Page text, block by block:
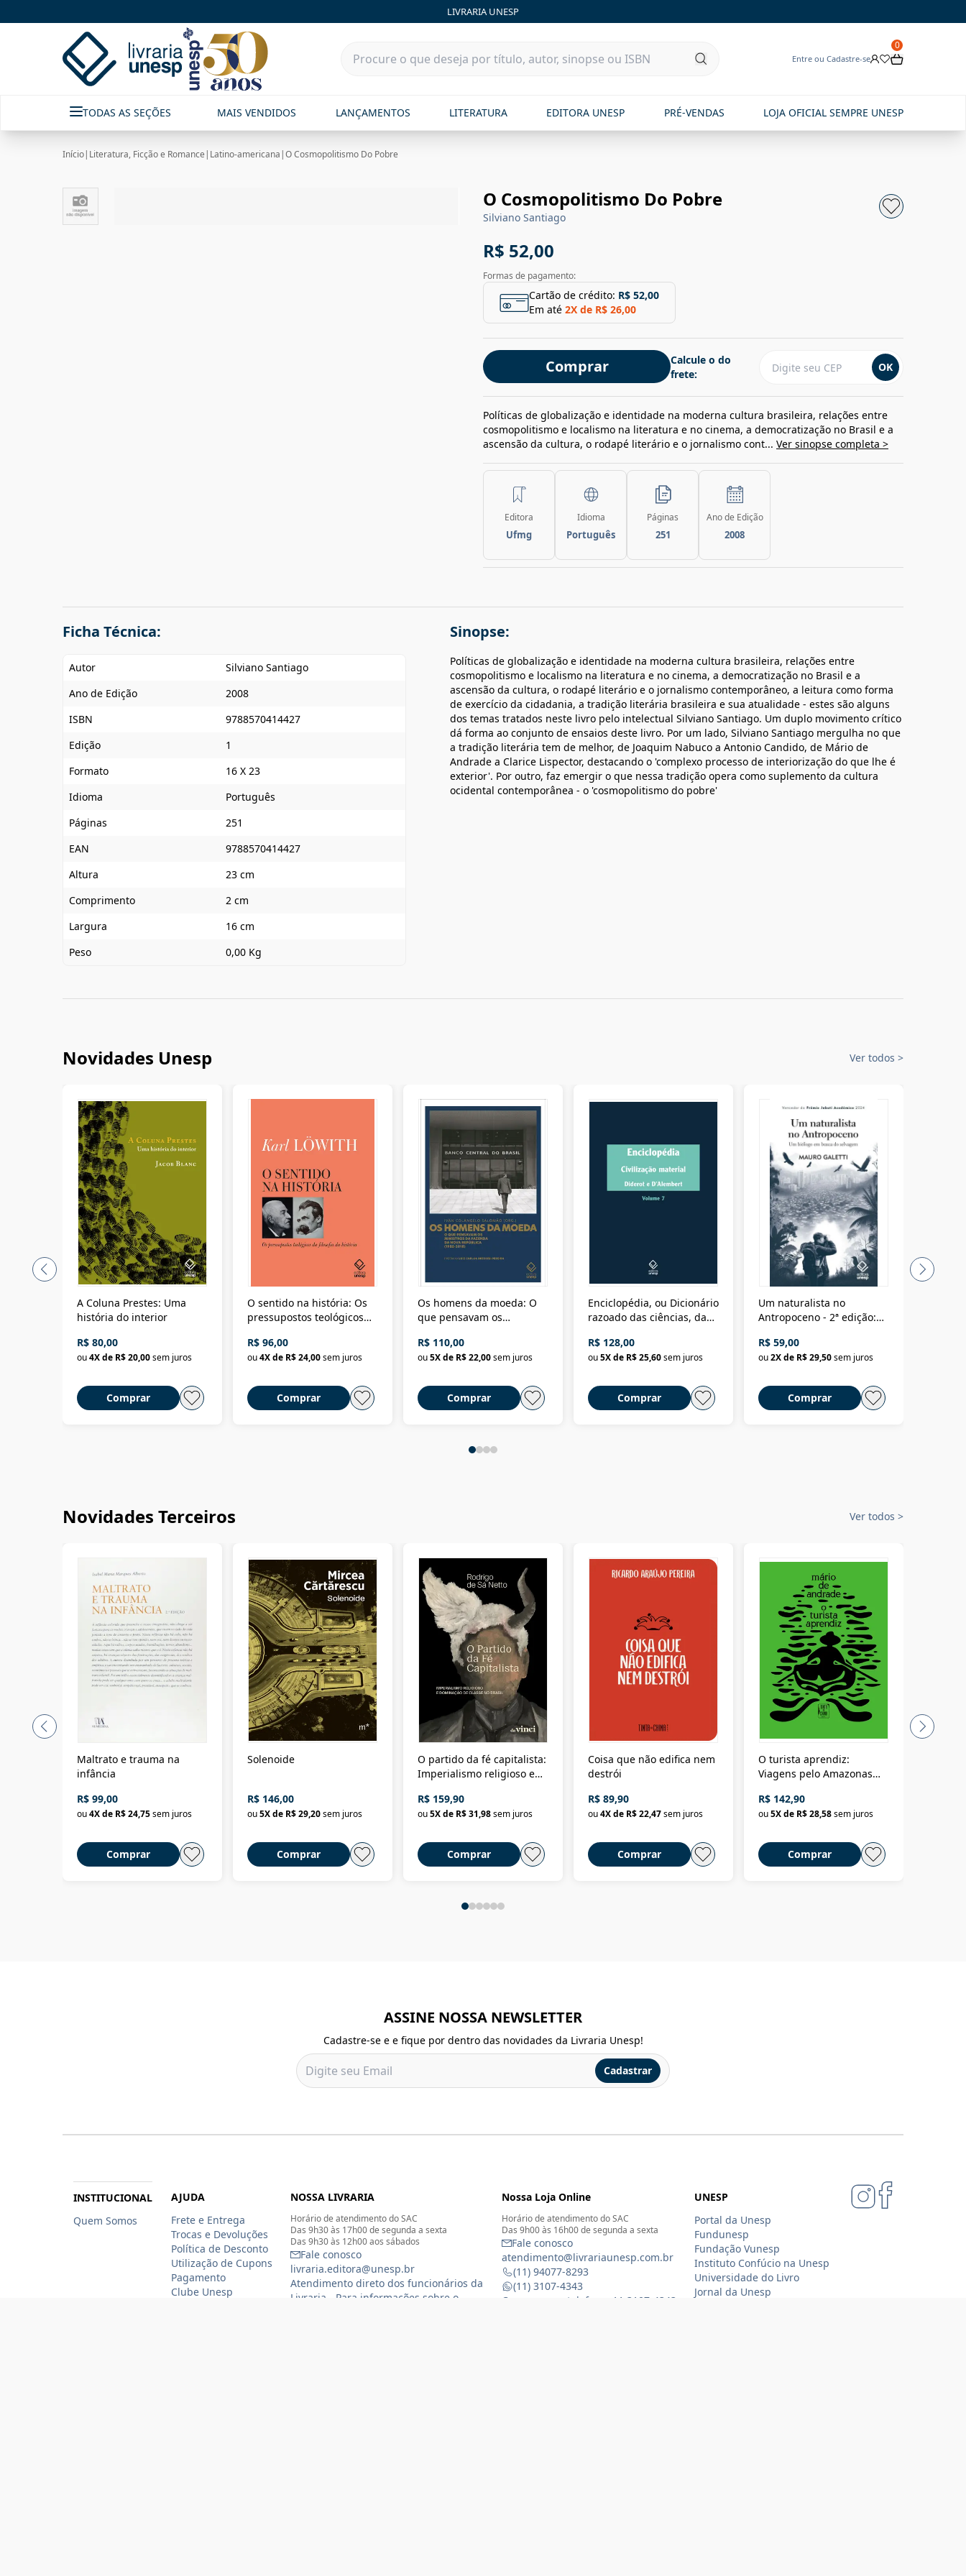
LIVRARIA UNESP
Entre ou Cadastre-se
0
TODAS AS SEÇÕES MAIS VENDIDOS LANÇAMENTOS LITERATURA EDITORA UNESP PRÉ-VENDAS LOJA OFICIAL SEMPRE UNESP
Início| Literatura, Ficção e Romance | Latino-americana |O Cosmopolitismo Do Pobre
O Cosmopolitismo Do Pobre
Silviano Santiago
R$ 52,00
Formas de pagamento:
Cartão de crédito: R$ 52,00
Em até 2X de R$ 26,00
Comprar
Calcule o do
frete:
OK
Políticas de globalização e identidade na moderna cultura brasileira, relações entre
cosmopolitismo e localismo na literatura e no cinema, a democratização no Brasil e a
ascensão da cultura, o rodapé literário e o jornalismo cont... Ver sinopse completa >
Editora
Ufmg
Idioma
Português
Páginas
251
Ano de Edição
2008
Ficha Técnica:
Autor
Silviano Santiago
Ano de Edição
2008
ISBN
9788570414427
Edição
1
Formato
16 X 23
Idioma
Português
Páginas
251
EAN
9788570414427
Altura
23 cm
Comprimento
2 cm
Largura
16 cm
Peso
0,00 Kg
Sinopse:
Políticas de globalização e identidade na moderna cultura brasileira, relações entre
cosmopolitismo e localismo na literatura e no cinema, a democratização no Brasil e a
ascensão da cultura, o rodapé literário e o jornalismo contemporâneo, a leitura como forma
de exercício da cidadania, a tradição literária brasileira e sua atualidade - estes são alguns
dos temas tratados neste livro pelo intelectual Silviano Santiago. Um duplo movimento crítico
dá forma ao conjunto de ensaios deste livro. Por um lado, Silviano Santiago mergulha no que
a tradição literária tem de melhor, de Joaquim Nabuco a Antonio Candido, de Mário de
Andrade a Clarice Lispector, destacando o 'complexo processo de interiorização do que lhe é
exterior'. Por outro, faz emergir o que nessa tradição opera como suplemento da cultura
ocidental contemporânea - o 'cosmopolitismo do pobre'
Novidades Unesp Ver todos >
A Coluna Prestes: Uma
história do interior
R$ 80,00
ou4X de R$ 20,00sem juros
Comprar
O sentido na história: Os
pressupostos teológicos
R$ 96,00
ou4X de R$ 24,00sem juros
Comprar
Os homens da moeda: O
que pensavam os
Nova República (1985-
2018)
R$ 110,00
ou5X de R$ 22,00sem juros
Comprar
Enciclopédia, ou Dicionário
razoado das ciências, das
Civilização material
R$ 128,00
ou5X de R$ 25,60sem juros
Comprar
Um naturalista no
Antropoceno - 2ª edição:
selvagem
R$ 59,00
ou2X de R$ 29,50sem juros
Comprar
Novidades Terceiros Ver todos >
Maltrato e trauma na
infância
R$ 99,00
ou4X de R$ 24,75sem juros
Comprar
Solenoide
R$ 146,00
ou5X de R$ 29,20sem juros
Comprar
O partido da fé capitalista:
Imperialismo religioso e
Brasil
R$ 159,90
ou5X de R$ 31,98sem juros
Comprar
Coisa que não edifica nem
destrói
R$ 89,90
ou4X de R$ 22,47sem juros
Comprar
O turista aprendiz:
Viagens pelo Amazonas
até a Bolívia e por Marajó
até dizer chega
R$ 142,90
ou5X de R$ 28,58sem juros
Comprar
ASSINE NOSSA NEWSLETTER
Cadastre-se e e fique por dentro das novidades da Livraria Unesp!
Cadastrar
INSTITUCIONAL
Quem Somos
AJUDA
Frete e Entrega
Trocas e Devoluções
Política de Desconto
Utilização de Cupons
Pagamento
Clube Unesp
NOSSA LIVRARIA
Horário de atendimento do SAC
Das 9h30 às 17h00 de segunda a sexta
Das 9h30 às 12h00 aos sábados
Fale conosco
livraria.editora@unesp.br
Atendimento direto dos funcionários da
Livraria - Para informações sobre o
Nossa Loja Online
Horário de atendimento do SAC
Das 9h00 às 16h00 de segunda a sexta
Fale conosco
atendimento@livrariaunesp.com.br
(11) 94077-8293
(11) 3107-4343
Compras por telefone: 11 3107-4343
UNESP
Portal da Unesp
Fundunesp
Fundação Vunesp
Instituto Confúcio na Unesp
Universidade do Livro
Jornal da Unesp